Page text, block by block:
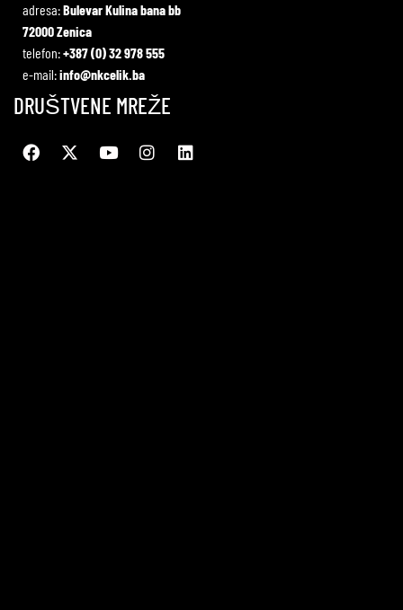
adresa:Bulevar Kulina bana bb
72000 Zenica
telefon:+387 (0) 32 978 555
e-mail:info@nkcelik.ba
DRUŠTVENE MREŽE